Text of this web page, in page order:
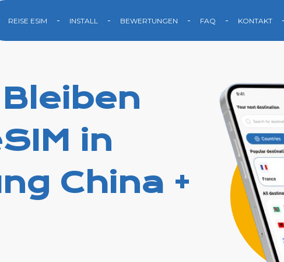
REISE ESIM INSTALL BEWERTUNGEN FAQ KONTAKT
in
China +